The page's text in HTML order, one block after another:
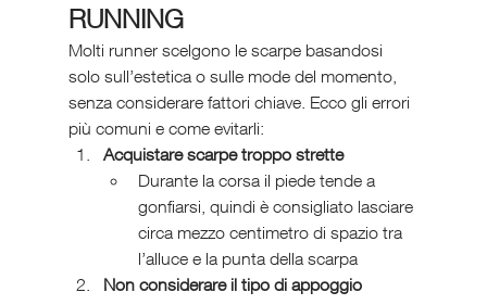
RUNNING
Molti runner scelgono le scarpe basandosi
solo sull’estetica o sulle mode del momento,
senza considerare fattori chiave. Ecco gli errori
più comuni e come evitarli:
Acquistare scarpe troppo strette
Durante la corsa il piede tende a
gonfiarsi, quindi è consigliato lasciare
circa mezzo centimetro di spazio tra
l’alluce e la punta della scarpa
Non considerare il tipo di appoggio